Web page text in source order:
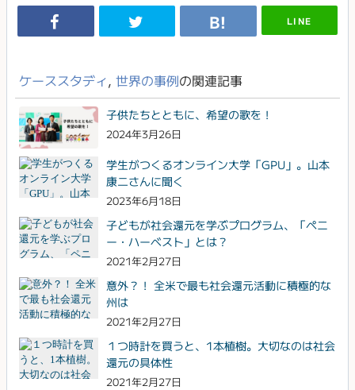
LINE
ケーススタディ, 世界の事例の関連記事
子供たちとともに、希望の歌を！
2024年3月26日
学生がつくるオンライン大学「GPU」。山本
康二さんに聞く
2023年6月18日
子どもが社会還元を学ぶプログラム、「ペニ
ー・ハーベスト」とは？
2021年2月27日
意外？！ 全米で最も社会還元活動に積極的な
州は
2021年2月27日
１つ時計を買うと、1本植樹。大切なのは社会
還元の具体性
2021年2月27日